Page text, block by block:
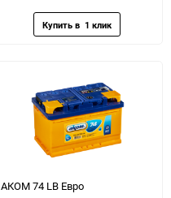
АКОМ 74 LB Евро